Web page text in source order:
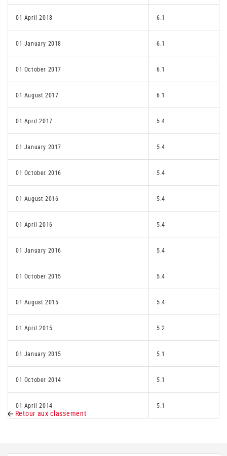
01 April 2018 6.1
01 January 2018 6.1
01 October 2017 6.1
01 August 2017 6.1
01 April 2017 5.4
01 January 2017 5.4
01 October 2016 5.4
01 August 2016 5.4
01 April 2016 5.4
01 January 2016 5.4
01 October 2015 5.4
01 August 2015 5.4
01 April 2015 5.2
01 January 2015 5.1
01 October 2014 5.1
01 April 2014 5.1
Retour aux classement